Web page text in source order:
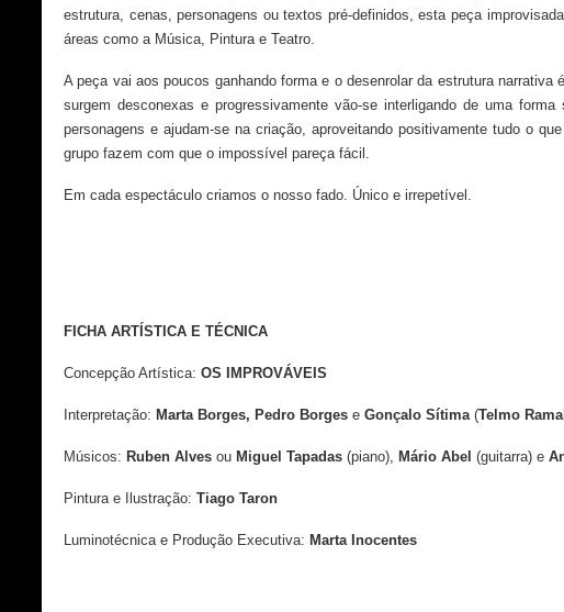
estrutura, cenas, personagens ou textos pré-definidos, esta peça
áreas como a Música, Pintura e Teatro.
A peça vai aos poucos ganhando forma e o desenrolar da estrutura
surgem desconexas e progressivamente vão-se interligando de uma
personagens e ajudam-se na criação, aproveitando positivamente tudo o
grupo fazem com que o impossível pareça fácil.
Em cada espectáculo criamos o nosso fado. Único e irrepetível.
FICHA ARTÍSTICA E TÉCNICA
Concepção Artística: OS IMPROVÁVEIS
Interpretação: Marta Borges, Pedro Borges e Gonçalo Sítima(Telmo
Músicos: Ruben Alves ou Miguel Tapadas (piano), Mário Abel (guitarra) e
Pintura e Ilustração: Tiago Taron
Luminotécnica e Produção Executiva: Marta Inocentes